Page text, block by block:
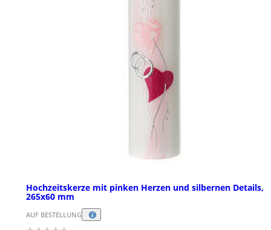
Hochzeitskerze mit pinken Herzen und silbernen Details,
265x60 mm
AUF BESTELLUNG